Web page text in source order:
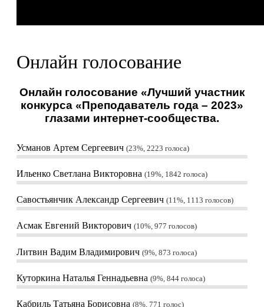
Онлайн голосование
Онлайн голосование «Лучший участник
конкурса «Преподаватель года – 2023»
глазами интернет-сообщества.
Усманов Артем Сергеевич 23%, 2223 голоса
Ильенко Светлана Викторовна 19%, 1842 голоса
Савостьянчик Александр Сергеевич 11%, 1113 голосов
Асмак Евгений Викторович 10%, 977 голосов
Литвин Вадим Владимирович 9%, 873 голоса
Куторкина Наталья Геннадьевна 9%, 844 голоса
Кабриль Татьяна Борисовна 8%, 771 голос